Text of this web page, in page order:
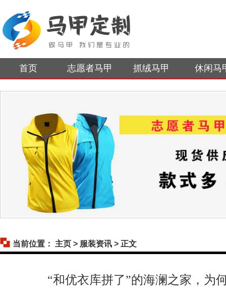
首页 志愿者马甲 抓绒马甲 休闲马
当前位置： 主页 > 服装资讯 > 正文
“和优衣库拼了”的海澜之家，为